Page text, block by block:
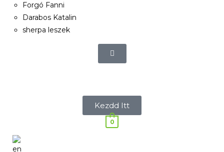
Forgó Fanni
Darabos Katalin
sherpa leszek
Kezdd Itt
0